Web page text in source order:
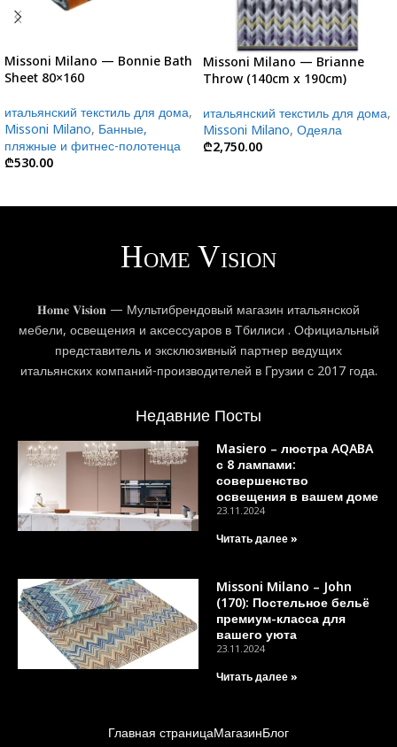
Missoni Milano — Bonnie Bath
Sheet 80×160
итальянский текстиль для дома,
Missoni Milano, Банные,
пляжные и фитнес-полотенца
₾530.00
Missoni Milano — Brianne
Throw (140cm x 190cm)
итальянский текстиль для дома,
Missoni Milano, Одеяла
₾2,750.00
𝐇𝐨𝐦𝐞 𝐕𝐢𝐬𝐢𝐨𝐧 — Мультибрендовый магазин итальянской
мебели, освещения и аксессуаров в Тбилиси . Официальный
представитель и эксклюзивный партнер ведущих
итальянских компаний-производителей в Грузии с 2017 года.
Недавние Посты
Masiero – люстра AQABA
с 8 лампами:
совершенство
освещения в вашем доме
23.11.2024
Читать далее »
Missoni Milano – John
(170): Постельное бельё
премиум-класса для
вашего уюта
23.11.2024
Читать далее »
Главная страницаМагазинБлог